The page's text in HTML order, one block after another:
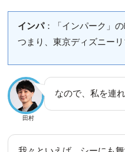
インパ：「インパーク」
つまり、東京ディズニーリ
田村
なので、私を連